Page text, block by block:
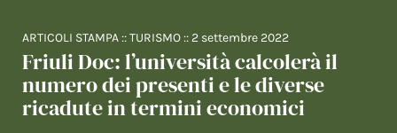
ARTICOLI STAMPA ::TURISMO :: 2 settembre 2022
Friuli Doc: l’università calcolerà il
numero dei presenti e le diverse
ricadute in termini economici